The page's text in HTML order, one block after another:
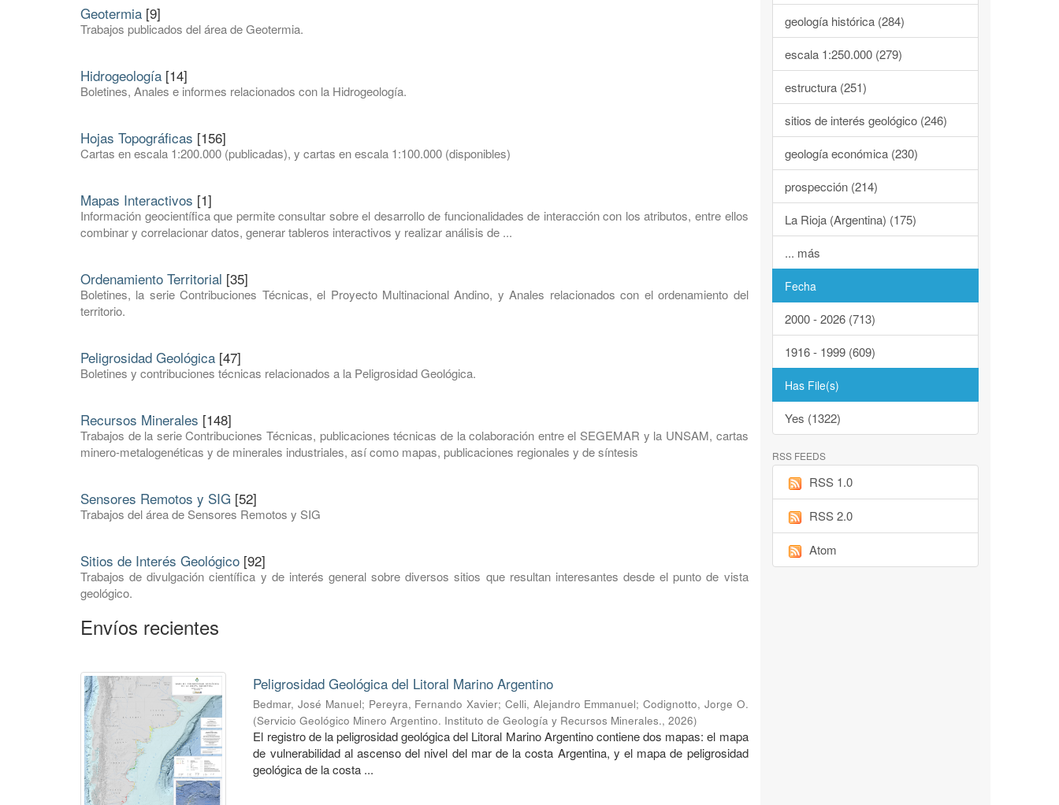
Geotermia [9]
Trabajos publicados del área de Geotermia.
Hidrogeología [14]
Boletines, Anales e informes relacionados con la Hidrogeología.
Hojas Topográficas [156]
Cartas en escala 1:200.000 (publicadas), y cartas en escala 1:100.000 (disponibles)
Mapas Interactivos [1]
Información geocientífica que permite consultar sobre el desarrollo de funcionalidades de interacción con los atributos, entre ellos
combinar y correlacionar datos, generar tableros interactivos y realizar análisis de ...
Ordenamiento Territorial [35]
Boletines, la serie Contribuciones Técnicas, el Proyecto Multinacional Andino, y Anales relacionados con el ordenamiento del
territorio.
Peligrosidad Geológica [47]
Boletines y contribuciones técnicas relacionados a la Peligrosidad Geológica.
Recursos Minerales [148]
Trabajos de la serie Contribuciones Técnicas, publicaciones técnicas de la colaboración entre el SEGEMAR y la UNSAM, cartas
minero-metalogenéticas y de minerales industriales, así como mapas, publicaciones regionales y de síntesis
Sensores Remotos y SIG [52]
Trabajos del área de Sensores Remotos y SIG
Sitios de Interés Geológico [92]
Trabajos de divulgación científica y de interés general sobre diversos sitios que resultan interesantes desde el punto de vista
geológico.
Envíos recientes
Peligrosidad Geológica del Litoral Marino Argentino
Bedmar, José Manuel; Pereyra, Fernando Xavier; Celli, Alejandro Emmanuel;Codignotto, Jorge O.
(Servicio Geológico Minero Argentino. Instituto de Geología y Recursos Minerales.,2026)
El registro de la peligrosidad geológica del Litoral Marino Argentino contiene dos mapas: el mapa
de vulnerabilidad al ascenso del nivel del mar de la costa Argentina, y el mapa de peligrosidad
geológica de la costa ...
geología histórica (284)
escala 1:250.000 (279)
estructura (251)
sitios de interés geológico (246)
geología económica (230)
prospección (214)
La Rioja (Argentina) (175)
... más
Fecha
2000 - 2026 (713)
1916 - 1999 (609)
Has File(s)
Yes (1322)
RSS FEEDS
RSS 1.0
RSS 2.0
Atom